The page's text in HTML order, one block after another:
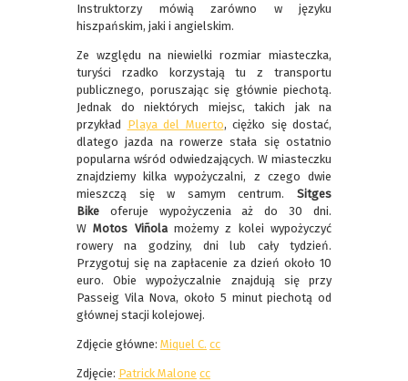
Instruktorzy mówią zarówno w języku
hiszpańskim, jaki i angielskim.
Ze względu na niewielki rozmiar miasteczka,
turyści rzadko korzystają tu z transportu
publicznego, poruszając się głównie piechotą.
Jednak do niektórych miejsc, takich jak na
przykład Playa del Muerto, ciężko się dostać,
dlatego jazda na rowerze stała się ostatnio
popularna wśród odwiedzających. W miasteczku
znajdziemy kilka wypożyczalni, z czego dwie
mieszczą się w samym centrum. Sitges
Bike oferuje wypożyczenia aż do 30 dni.
WMotos Viñolamożemy z kolei wypożyczyć
rowery na godziny, dni lub cały tydzień.
Przygotuj się na zapłacenie za dzień około 10
euro. Obie wypożyczalnie znajdują się przy
Passeig Vila Nova, około 5 minut piechotą od
głównej stacji kolejowej.
Zdjęcie główne: Miquel C. cc
Zdjęcie: Patrick Malone cc